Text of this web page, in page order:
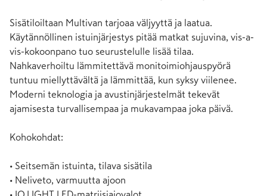
Sisätiloiltaan Multivan tarjoaa väljyyttä ja laatua.
Käytännöllinen istuinjärjestys pitää matkat sujuvina, vis-a-
vis-kokoonpano tuo seurustelulle lisää tilaa.
Nahkaverhoiltu lämmitettävä monitoimiohjauspyörä
tuntuu miellyttävältä ja lämmittää, kun syksy viilenee.
Moderni teknologia ja avustinjärjestelmät tekevät
ajamisesta turvallisempaa ja mukavampaa joka päivä.
Kohokohdat:
• Seitsemän istuinta, tilava sisätila
• Neliveto, varmuutta ajoon